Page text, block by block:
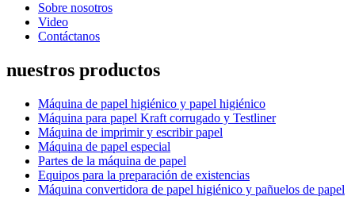
Sobre nosotros
Video
Contáctanos
nuestros productos
Máquina de papel higiénico y papel higiénico
Máquina para papel Kraft corrugado y Testliner
Máquina de imprimir y escribir papel
Máquina de papel especial
Partes de la máquina de papel
Equipos para la preparación de existencias
Máquina convertidora de papel higiénico y pañuelos de papel